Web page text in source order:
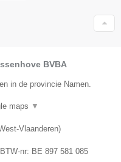
BVBA
in de provincie Namen.
maps ▼
Vlaanderen)
nr: BE 897 581 085